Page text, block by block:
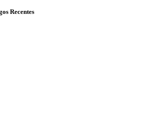
Recentes